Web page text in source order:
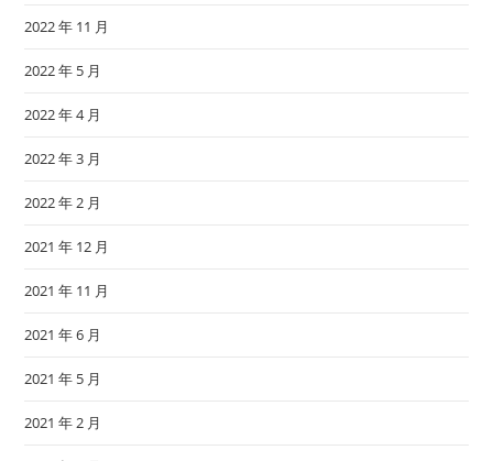
2022 年 11 月
2022 年 5 月
2022 年 4 月
2022 年 3 月
2022 年 2 月
2021 年 12 月
2021 年 11 月
2021 年 6 月
2021 年 5 月
2021 年 2 月